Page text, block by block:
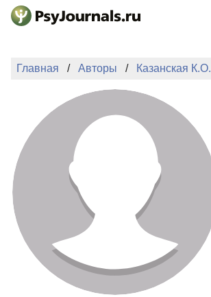
Перейти к основному содержанию
НОВОСТИ
АВТОРЫ
ПОДАТЬ РУКОПИСЬ
БАЗА ЗНАНИЙ
КЛЮЧЕВЫЕ СЛОВА
Регистрация
Главная Авторы Казанская К.О.